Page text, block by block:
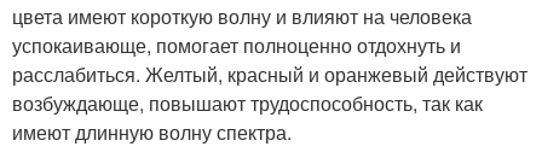
цвета имеют короткую волну и влияют на человека
успокаивающе, помогает полноценно отдохнуть и
расслабиться. Желтый, красный и оранжевый действуют
возбуждающе, повышают трудоспособность, так как
имеют длинную волну спектра.